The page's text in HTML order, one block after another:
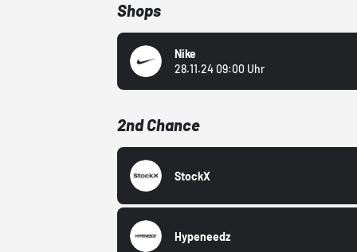
Shops
Nike
28.11.24 09:00 Uhr
2nd Chance
StockX
Hypeneedz